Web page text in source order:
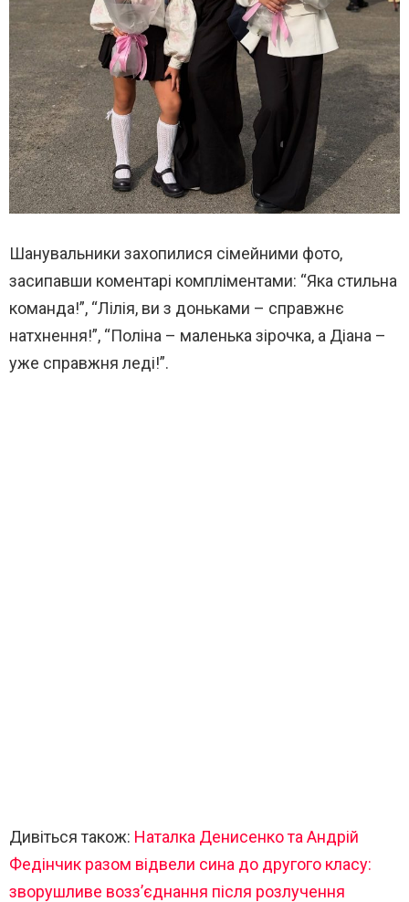
Шанувальники захопилися сімейними фото,
засипавши коментарі компліментами: “Яка стильна
команда!”, “Лілія, ви з доньками – справжнє
натхнення!”, “Поліна – маленька зірочка, а Діана –
уже справжня леді!”.
Дивіться також: Наталка Денисенко та Андрій
Федінчик разом відвели сина до другого класу:
зворушливе возз’єднання після розлучення